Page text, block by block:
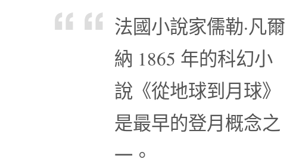
法國小說家儒勒·凡爾
納 1865 年的科幻小
說《從地球到月球》
是最早的登月概念之
一。